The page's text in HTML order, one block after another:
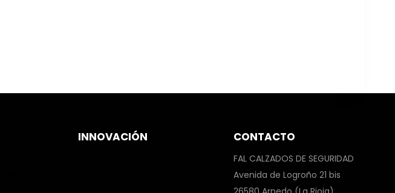
INNOVACIÓN CONTACTO
FAL CALZADOS DE SEGURIDAD
Avenida de Logroño 21 bis